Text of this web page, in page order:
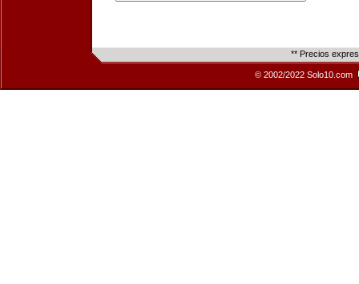
** Precios
© 2002/2022 Solo10.com